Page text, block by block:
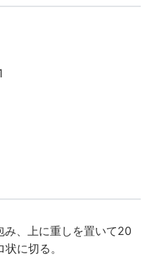
み、上に重しを置いて20
に切る。